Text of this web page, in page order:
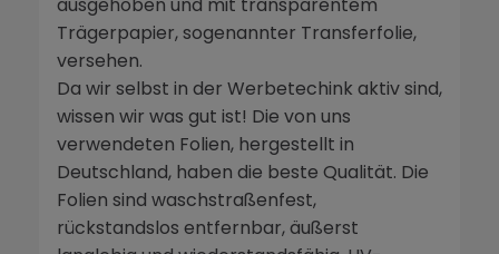
Trägerpapier, sogenannter Transferfolie,
versehen.
Da wir selbst in der Werbetechink aktiv sind,
wissen wir was gut ist! Die von uns
verwendeten Folien, hergestellt in
Deutschland, haben die beste Qualität. Die
Folien sind waschstraßenfest,
rückstandslos entfernbar, äußerst